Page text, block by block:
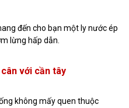
đến cho bạn một ly nước ép
lừng hấp dẫn.
với cần tây
không mấy quen thuộc